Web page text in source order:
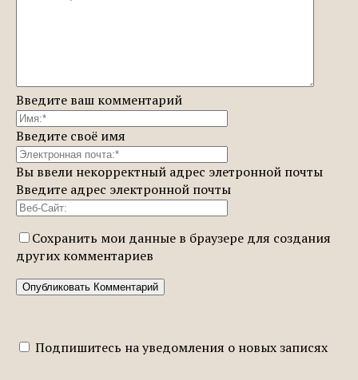
Введите ваш комментарий
Введите своё имя
Вы ввели некорректный адрес элетронной почты
Введите адрес электронной почты
Сохранить мои данные в браузере для создания
других комментариев
Подпишитесь на уведомления о новых записях